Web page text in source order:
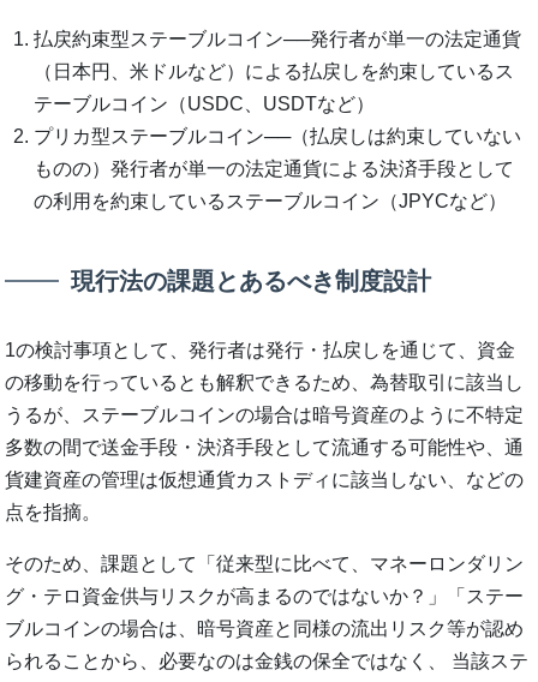
払戻約束型ステーブルコイン──発行者が単一の法定通貨
（日本円、米ドルなど）による払戻しを約束しているス
テーブルコイン（USDC、USDTなど）
プリカ型ステーブルコイン──（払戻しは約束していない
ものの）発行者が単一の法定通貨による決済手段として
の利用を約束しているステーブルコイン（JPYCなど）
現行法の課題とあるべき制度設計
1の検討事項として、発行者は発行・払戻しを通じて、資金
の移動を行っているとも解釈できるため、為替取引に該当し
うるが、ステーブルコインの場合は暗号資産のように不特定
多数の間で送金手段・決済手段として流通する可能性や、通
貨建資産の管理は仮想通貨カストディに該当しない、などの
点を指摘。
そのため、課題として「従来型に比べて、マネーロンダリン
グ・テロ資金供与リスクが高まるのではないか？」「ステー
ブルコインの場合は、暗号資産と同様の流出リスク等が認め
られることから、必要なのは金銭の保全ではなく、 当該ステ